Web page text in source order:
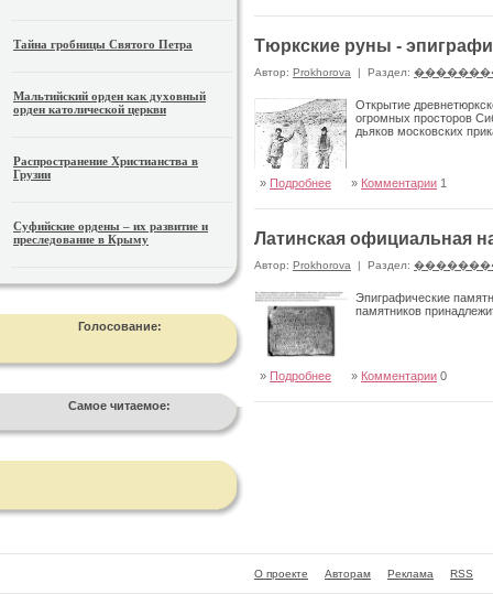
Тайна гробницы Святого Петра
Мальтийский орден как духовный
орден католической церкви
Распространение Христианства в
Грузии
Суфийские ордены – их развитие и
преследование в Крыму
Голосование:
Самое читаемое:
Тюркские руны -
Автор: Prokhorova | Раздел:
Открытие
огромных просто­ров
дьяков московских
» Подробнее » Комментарии 1
Латинская официальная
Автор: Prokhorova | Раздел:
Эпиграфические
памятников
» Подробнее » Комментарии 0
О проекте Авторам Реклама RSS